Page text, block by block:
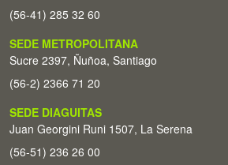
(56-41) 285 32 60
SEDE METROPOLITANA
Sucre 2397, Ñuñoa, Santiago
(56-2) 2366 71 20
SEDE DIAGUITAS
Juan Georgini Runi 1507, La Serena
(56-51) 236 26 00